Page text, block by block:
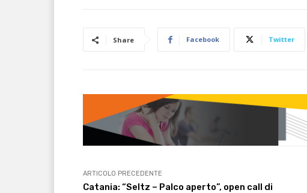
Share Facebook Twitter
ARTICOLO PRECEDENTE
Catania: “Seltz – Palco aperto”, open call di